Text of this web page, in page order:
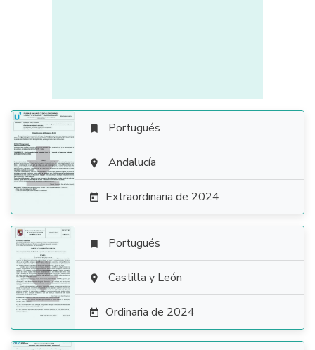

 Portugués
 Andalucía
 Extraordinaria de 2024

 Portugués
 Castilla y León
 Ordinaria de 2024